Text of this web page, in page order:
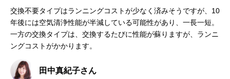
交換不要タイプはランニングコストが少なく済みそうですが、10
年後には空気清浄性能が半減している可能性があり、一長一短。
一方の交換タイプは、交換するたびに性能が蘇りますが、ランニ
ングコストがかかります。
田中真紀子さん